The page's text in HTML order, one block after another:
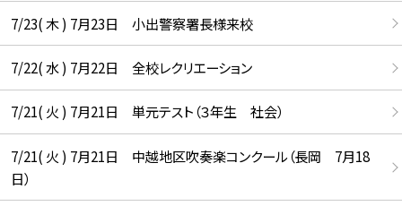
7/23( 木 ) 7月23日 小出警察署長様来校
7/22( 水 ) 7月22日 全校レクリエーション
7/21( 火 ) 7月21日 単元テスト（３年生 社会）
7/21( 火 ) 7月21日 中越地区吹奏楽コンクール（長岡 7月18
日）